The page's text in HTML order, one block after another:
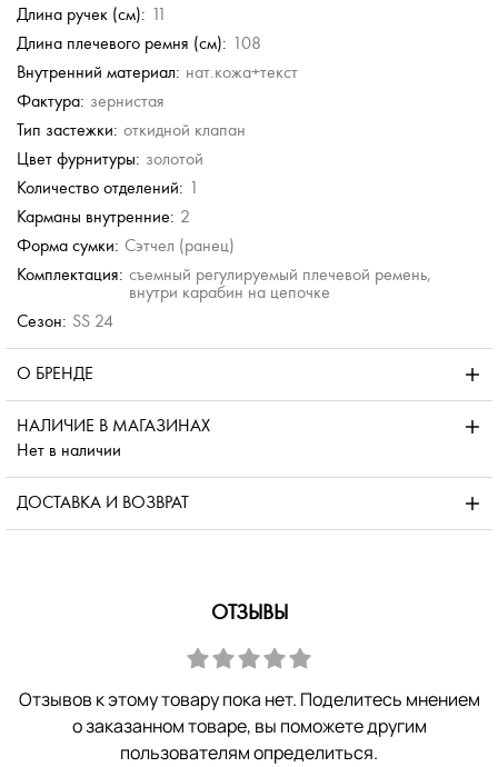
Длина ручек (см): 11
Длина плечевого ремня (см): 108
Внутренний материал: нат.кожа+текст
Фактура: зернистая
Тип застежки: откидной клапан
Цвет фурнитуры: золотой
Количество отделений: 1
Карманы внутренние: 2
Форма сумки: Сэтчел (ранец)
Комплектация: съемный регулируемый плечевой ремень,
внутри карабин на цепочке
Сезон: SS 24
О БРЕНДЕ
НАЛИЧИЕ В МАГАЗИНАХ
Нет в наличии
ДОСТАВКА И ВОЗВРАТ
ОТЗЫВЫ
Отзывов к этому товару пока нет. Поделитесь мнением
о заказанном товаре, вы поможете другим
пользователям определиться.